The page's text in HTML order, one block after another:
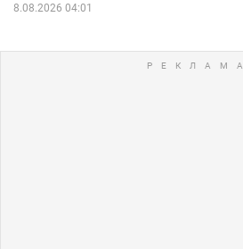
8.08.2026 04:01